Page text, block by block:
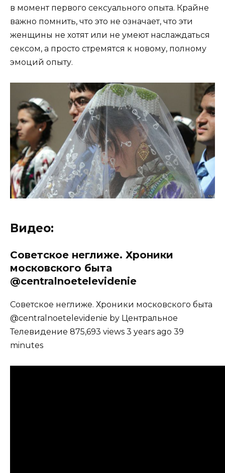
в момент первого сексуального опыта. Крайне
важно помнить, что это не означает, что эти
женщины не хотят или не умеют наслаждаться
сексом, а просто стремятся к новому, полному
эмоций опыту.
Видео:
Советское неглиже. Хроники
московского быта
@centralnoetelevidenie
Советское неглиже. Хроники московского быта
@centralnoetelevidenie by Центральное
Телевидение 875,693 views 3 years ago 39
minutes